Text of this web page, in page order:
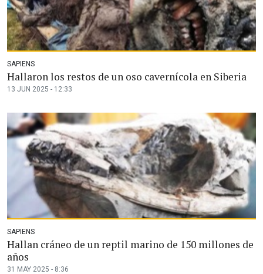
SAPIENS
Hallaron los restos de un oso cavernícola en Siberia
13 JUN 2025 - 12:33
SAPIENS
Hallan cráneo de un reptil marino de 150 millones de
años
31 MAY 2025 - 8:36